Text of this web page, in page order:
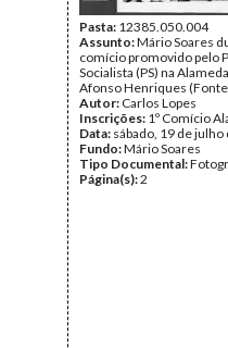
Pasta: 12385.050.004
Assunto:Mário Soares
comício promovido pelo
Socialista (PS) na
Afonso Henriques
Autor: Carlos Lopes
Inscrições: 1º Comício
Data: sábado, 19 de julho
Fundo:Mário Soares
Tipo Documental:
Página(s):2